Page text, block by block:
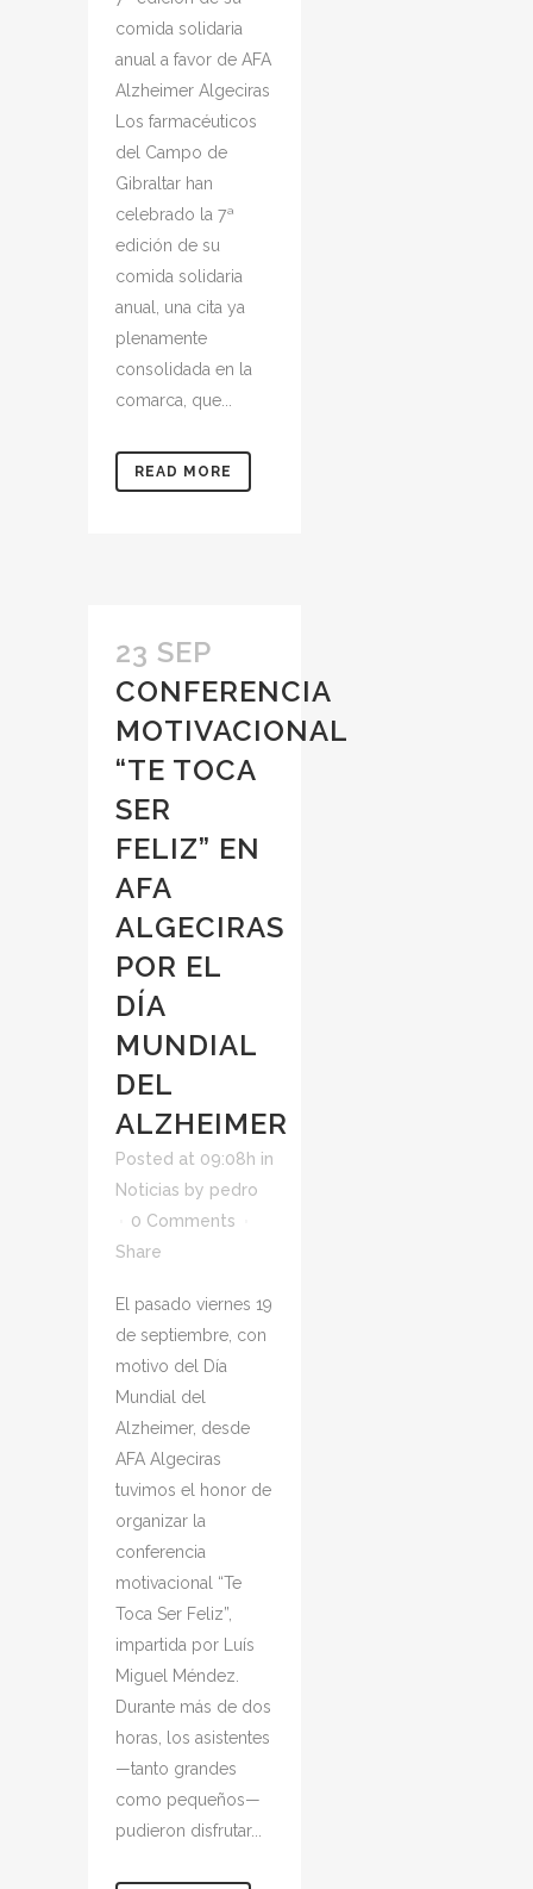
comida solidaria
anual a favor de AFA
Alzheimer Algeciras
Los farmacéuticos
del Campo de
Gibraltar han
celebrado la 7ª
edición de su
comida solidaria
anual, una cita ya
plenamente
consolidada en la
comarca, que...
READ MORE
23 SEP
CONFERENCIA
MOTIVACIONAL
“TE TOCA
SER
FELIZ” EN
AFA
ALGECIRAS
POR EL
DÍA
MUNDIAL
DEL
ALZHEIMER
Posted at 09:08h in
Noticias by pedro
0 Comments
Share
El pasado viernes 19
de septiembre, con
motivo del Día
Mundial del
Alzheimer, desde
AFA Algeciras
tuvimos el honor de
organizar la
conferencia
motivacional “Te
Toca Ser Feliz”,
impartida por Luís
Miguel Méndez.
Durante más de dos
horas, los asistentes
—tanto grandes
como pequeños—
pudieron disfrutar...